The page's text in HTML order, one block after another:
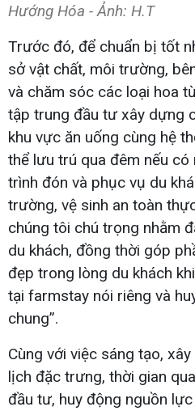
Hướng Hóa - Ảnh: H.T
Trước đó, để chuẩn bị tốt
sở vật chất, môi trường,
và chăm sóc các loại hoa
tập trung đầu tư xây dựng
khu vực ăn uống cùng hệ
thể lưu trú qua đêm nếu có
trình đón và phục vụ du
trường, vệ sinh an toàn
chúng tôi chú trọng nhằm
du khách, đồng thời góp
đẹp trong lòng du khách
tại farmstay nói riêng và
chung”.
Cùng với việc sáng tạo,
lịch đặc trưng, thời gian
đầu tư, huy động nguồn